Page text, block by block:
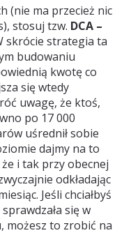
(nie ma przecież nic
stosuj tzw. DCA –
skrócie strategia ta
budowaniu
kwotę co
się wtedy
uwagę, że ktoś,
po 17 000
uśrednił sobie
dajmy na to
i tak przy obecnej
odkładając
Jeśli chciałbyś
się w
możesz to zrobić na